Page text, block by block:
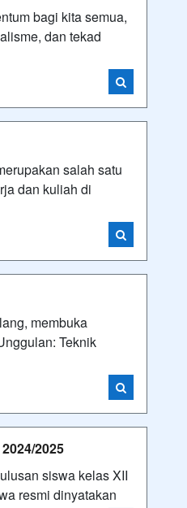
bagi kita semua,
dan tekad
salah satu
dan kuliah di
membuka
Teknik
2025
siswa kelas XII
resmi dinyatakan